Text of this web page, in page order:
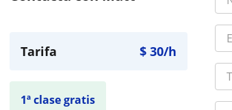
Tarifa $30/h
1ª clase gratis